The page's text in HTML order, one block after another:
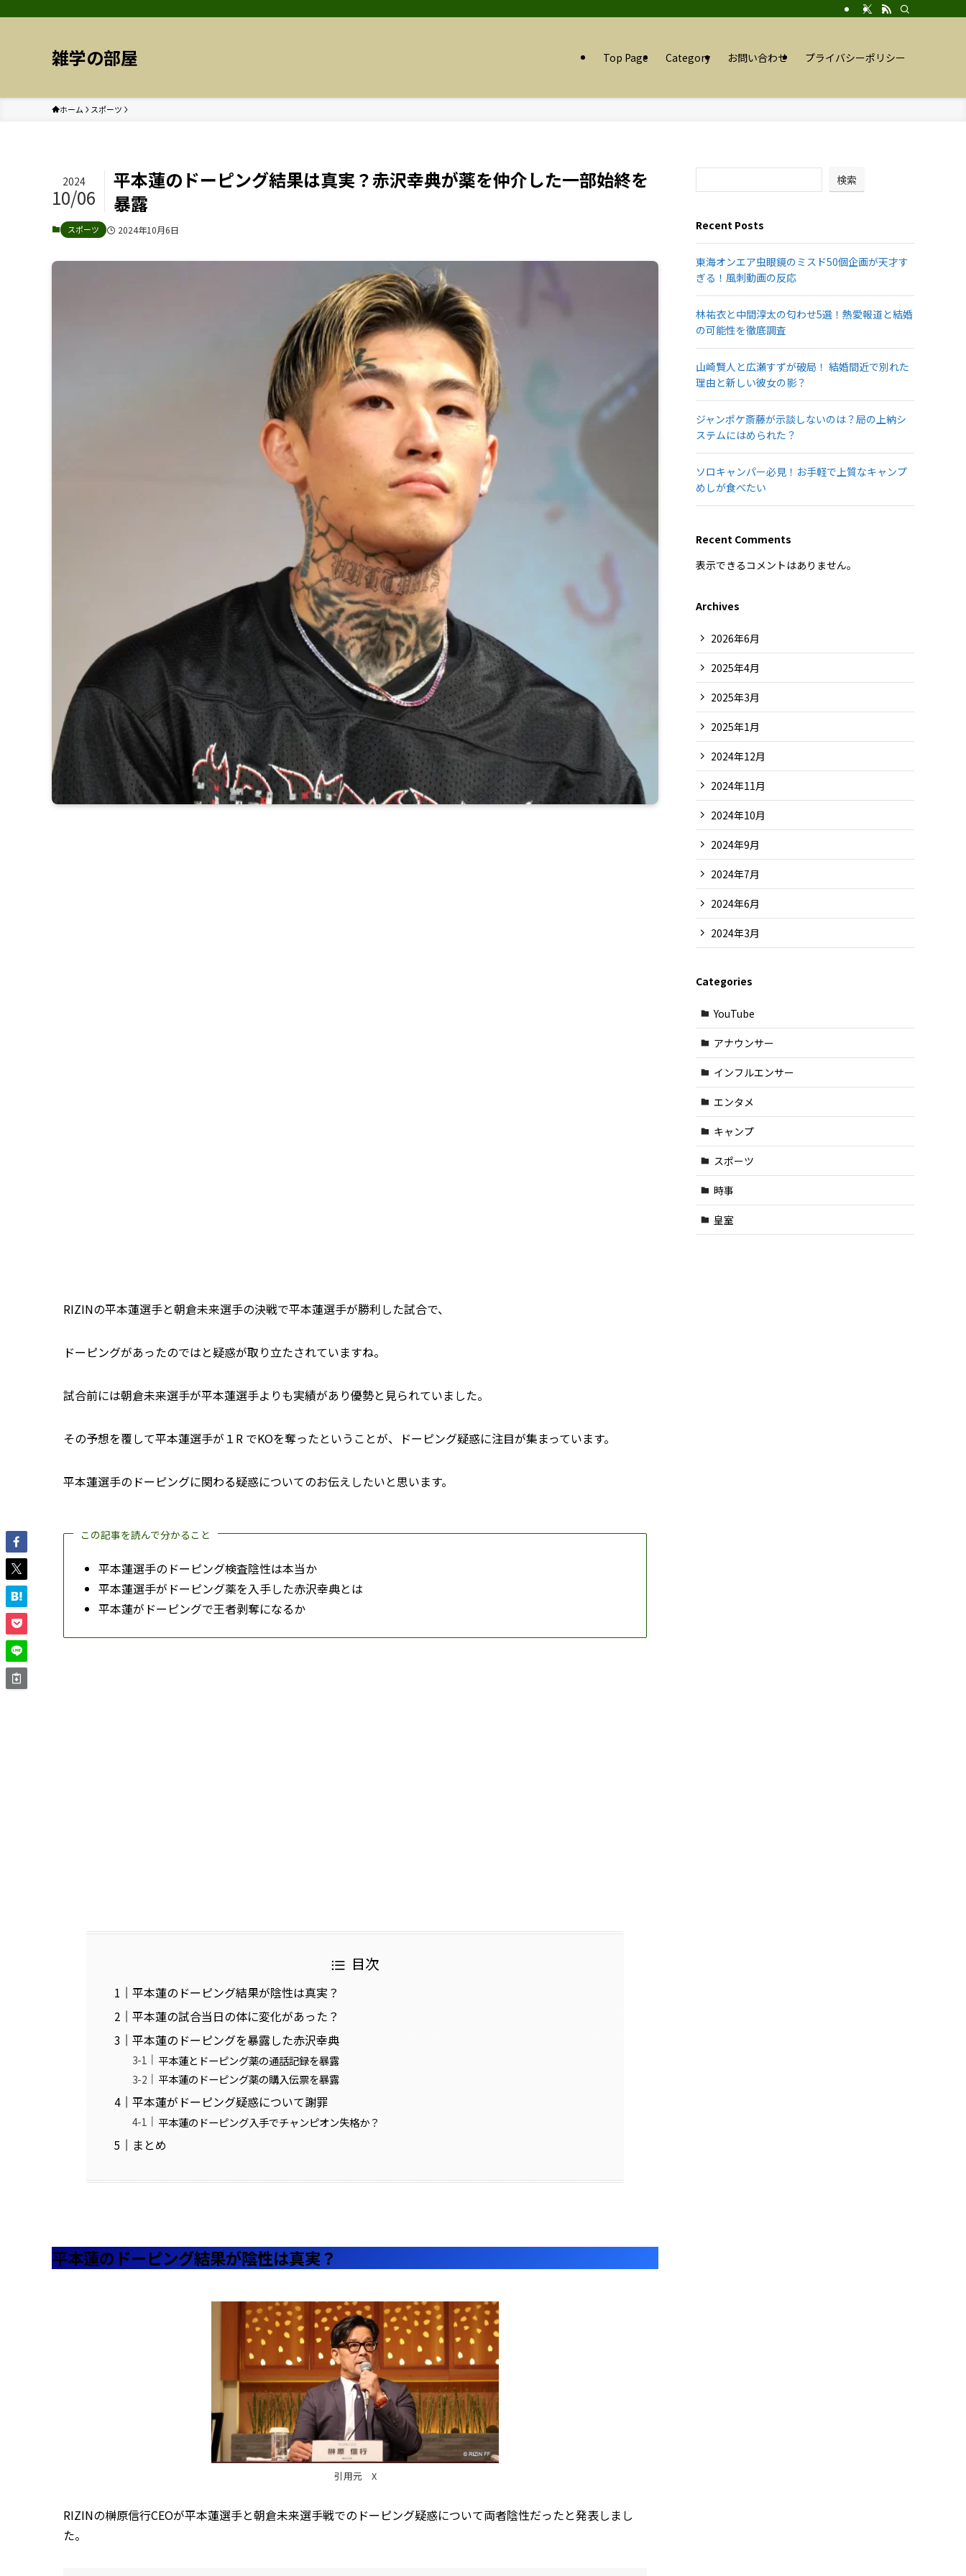
雑学の部屋 Top Page Category お問い合わせ プライバシーポリシー
ホーム スポーツ
平本蓮のドーピング結果は真実？赤沢幸典が薬を仲介した一部始終を
暴露
2024
10/06
スポーツ 2024年10月6日
RIZINの平本蓮選手と朝倉未来選手の決戦で平本蓮選手が勝利した試合で、
ドーピングがあったのではと疑惑が取り立たされていますね。
試合前には朝倉未来選手が平本蓮選手よりも実績があり優勢と見られていました。
その予想を覆して平本蓮選手が１R でKOを奪ったということが、ドーピング疑惑に注目が集まっています。
平本蓮選手のドーピングに関わる疑惑についてのお伝えしたいと思います。
この記事を読んで分かること
平本蓮選手のドーピング検査陰性は本当か
平本蓮選手がドーピング薬を入手した赤沢幸典とは
平本蓮がドーピングで王者剥奪になるか
目次
平本蓮のドーピング結果が陰性は真実？
平本蓮の試合当日の体に変化があった？
平本蓮のドーピングを暴露した赤沢幸典
平本蓮とドーピング薬の通話記録を暴露
平本蓮のドーピング薬の購入伝票を暴露
平本蓮がドーピング疑惑について謝罪
平本蓮のドーピング入手でチャンピオン失格か？
まとめ
平本蓮のドーピング結果が陰性は真実？
引用元 X
RIZINの榊原信行CEOが平本蓮選手と朝倉未来選手戦でのドーピング疑惑について両者陰性だったと発表しまし
た。
検索
Recent Posts
東海オンエア虫眼鏡のミスド50個企画が天才す
ぎる！風刺動画の反応
林祐衣と中間淳太の匂わせ5選！熱愛報道と結婚
の可能性を徹底調査
山崎賢人と広瀬すずが破局！ 結婚間近で別れた
理由と新しい彼女の影？
ジャンポケ斎藤が示談しないのは？局の上納シ
ステムにはめられた？
ソロキャンパー必見！お手軽で上質なキャンプ
めしが食べたい
Recent Comments
表示できるコメントはありません。
Archives
2026年6月
2025年4月
2025年3月
2025年1月
2024年12月
2024年11月
2024年10月
2024年9月
2024年7月
2024年6月
2024年3月
Categories
YouTube
アナウンサー
インフルエンサー
エンタメ
キャンプ
スポーツ
時事
皇室